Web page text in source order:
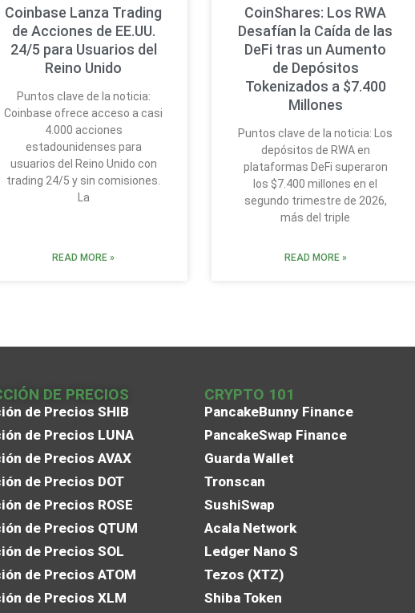
Coinbase Lanza Trading
de Acciones de EE.UU.
24/5 para Usuarios del
Reino Unido
Puntos clave de la noticia:
Coinbase ofrece acceso a casi
4.000 acciones
estadounidenses para
usuarios del Reino Unido con
trading 24/5 y sin comisiones.
La
READ MORE »
CoinShares: Los RWA
Desafían la Caída de las
DeFi tras un Aumento
de Depósitos
Tokenizados a $7.400
Millones
Puntos clave de la noticia: Los
depósitos de RWA en
plataformas DeFi superaron
los $7.400 millones en el
segundo trimestre de 2026,
más del triple
READ MORE »
DE PRECIOS
de Precios SHIB
de Precios LUNA
de Precios AVAX
de Precios DOT
de Precios ROSE
de Precios QTUM
de Precios SOL
de Precios ATOM
de Precios XLM
CRYPTO 101
PancakeBunny Finance
PancakeSwap Finance
Guarda Wallet
Tronscan
SushiSwap
Acala Network
Ledger Nano S
Tezos (XTZ)
Shiba Token